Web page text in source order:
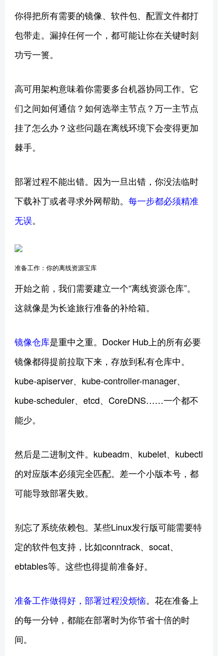
你得把所有需要的镜像、软件包、配置文件都打
包带走。漏掉任何一个，都可能让你在关键时刻
功亏一篑。
高可用架构意味着你需要多台机器协同工作。它
们之间如何通信？如何选举主节点？万一主节点
挂了怎么办？这些问题在离线环境下会变得更加
棘手。
部署过程不能出错。因为一旦出错，你没法临时
下载补丁或者寻求外网帮助。 每一步都必须精准
无误。
准备工作：你的离线资源宝库
开始之前，我们需要建立一个“离线资源仓库”。
这就像是为长途旅行准备的补给箱。
镜像仓库是重中之重。Docker Hub上的所有必要
镜像都得提前拉取下来，存放到私有仓库中。
kube-apiserver、kube-controller-manager、
kube-scheduler、etcd、CoreDNS……一个都不
能少。
然后是二进制文件。kubeadm、kubelet、kubectl
的对应版本必须完全匹配。差一个小版本号，都
可能导致部署失败。
别忘了系统依赖包。某些Linux发行版可能需要特
定的软件包支持，比如conntrack、socat、
ebtables等。这些也得提前准备好。
准备工作做得好，部署过程没烦恼。花在准备上
的每一分钟，都能在部署时为你节省十倍的时
间。